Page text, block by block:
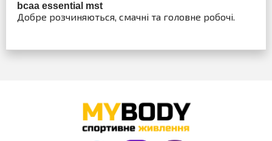
bcaa essential mst
Добре розчиняються, смачні та головне робочі.